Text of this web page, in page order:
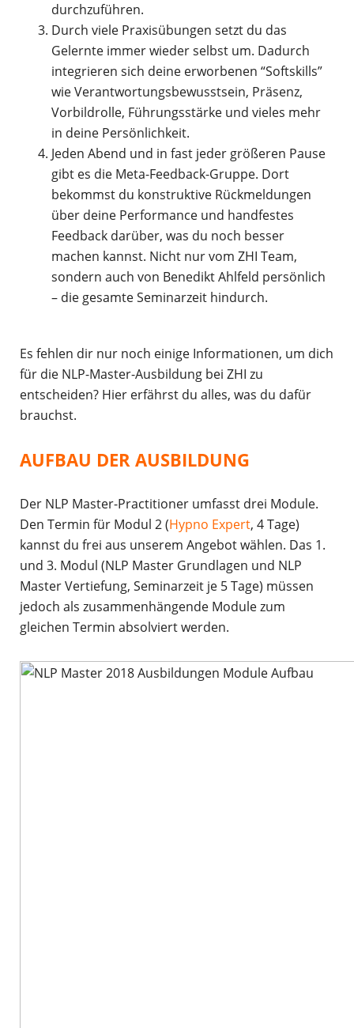
durchzuführen.
Durch viele Praxisübungen setzt du das
Gelernte immer wieder selbst um. Dadurch
integrieren sich deine erworbenen “Softskills”
wie Verantwortungsbewusstsein, Präsenz,
Vorbildrolle, Führungsstärke und vieles mehr
in deine Persönlichkeit.
Jeden Abend und in fast jeder größeren Pause
gibt es die Meta-Feedback-Gruppe. Dort
bekommst du konstruktive Rückmeldungen
über deine Performance und handfestes
Feedback darüber, was du noch besser
machen kannst. Nicht nur vom ZHI Team,
sondern auch von Benedikt Ahlfeld persönlich
– die gesamte Seminarzeit hindurch.
Es fehlen dir nur noch einige Informationen, um dich
für die NLP-Master-Ausbildung bei ZHI zu
entscheiden? Hier erfährst du alles, was du dafür
brauchst.
AUFBAU DER AUSBILDUNG
Der NLP Master-Practitioner umfasst drei Module.
Den Termin für Modul 2 (Hypno Expert, 4 Tage)
kannst du frei aus unserem Angebot wählen. Das 1.
und 3. Modul (NLP Master Grundlagen und NLP
Master Vertiefung, Seminarzeit je 5 Tage) müssen
jedoch als zusammenhängende Module zum
gleichen Termin absolviert werden.